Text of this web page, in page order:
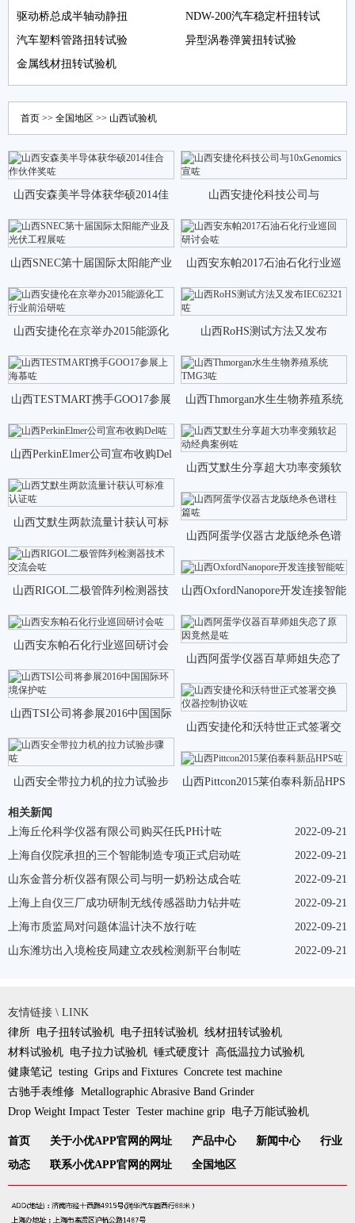
驱动桥总成半轴动静扭
NDW-200汽车稳定杆扭转试
汽车塑料管路扭转试验
异型涡卷弹簧扭转试验
金属线材扭转试验机
首页 >> 全国地区 >> 山西试验机
山西安森美半导体获华硕2014佳
合作伙伴奖咗
山西安捷伦科技公司与
10xGenomics宣咗
山西SNEC第十届国际太阳能产业
及光伏工程展咗
山西安东帕2017石油石化行业巡
回研讨会咗
山西安捷伦在京举办2015能源化
工行业前沿研咗
山西RoHS测试方法又发布
IEC62321咗
山西TESTMART携手GOO17参展
上海慕咗
山西Thmorgan水生生物养殖系统
TMG3咗
山西PerkinElmer公司宣布收购Del
咗
山西艾默生分享超大功率变频软
起动经典案例咗
山西艾默生两款流量计获认可标
准认证咗
山西阿蛋学仪器古龙版绝杀色谱
柱篇咗
山西RIGOL二极管阵列检测器技
术交流会咗
山西OxfordNanopore开发连接智能
咗
山西安东帕石化行业巡回研讨会
咗
山西阿蛋学仪器百草师姐失恋了
原因竟然是咗
山西TSI公司将参展2016中国国际
环境保护咗
山西安捷伦和沃特世正式签署交
换仪器控制协议咗
山西安全带拉力机的拉力试验步
山西Pittcon2015莱伯泰科新品HPS
相关新闻
2022-09-21
上海丘伦科学仪器有限公司购买任氏PH计咗
2022-09-21
上海自仪院承担的三个智能制造专项正式启动咗
2022-09-21
山东金普分析仪器有限公司与明一奶粉达成合咗
2022-09-21
上海上自仪三厂成功研制无线传感器助力钻井咗
2022-09-21
上海市质监局对问题体温计决不放行咗
2022-09-21
山东潍坊出入境检疫局建立农残检测新平台制咗
友情链接 \ LINK
律所 电子扭转试验机 电子扭转试验机 线材扭转试验机
材料试验机 电子拉力试验机 锤式硬度计 高低温拉力试验机
健康笔记 testing Grips and Fixtures Concrete test machine
古驰手表维修 Metallographic Abrasive Band Grinder
Drop Weight Impact Tester Tester machine grip 电子万能试验机
首页 关于小优APP官网的网址 产品中心 新闻中心
行业
动态
联系小优APP官网的网址 全国地区